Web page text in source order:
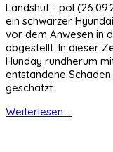
Landshut - pol
ein schwarzer
vor dem Anwesen in
abgestellt. In dieser
Hunday rundherum
entstandene
geschätzt.
Weiterlesen ...